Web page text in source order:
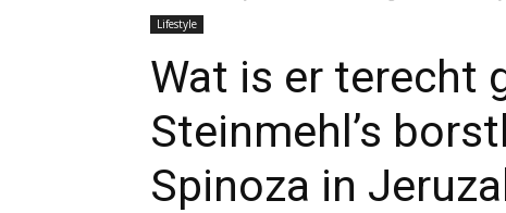
Lifestyle
Wat is er terecht
Steinmehl’s
Spinoza in